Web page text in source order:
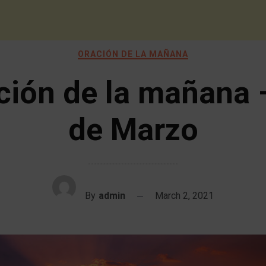
ORACIÓN DE LA MAÑANA
de la mañana
de Marzo
By admin March 2, 2021